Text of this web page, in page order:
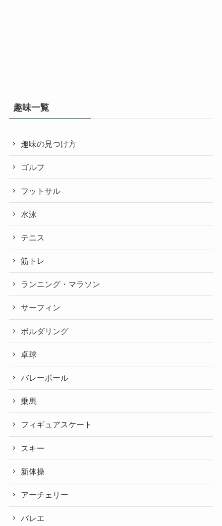
趣味一覧
趣味の見つけ方
ゴルフ
フットサル
水泳
テニス
筋トレ
ランニング・マラソン
サーフィン
ボルダリング
卓球
バレーボール
乗馬
フィギュアスケート
スキー
新体操
アーチェリー
バレエ